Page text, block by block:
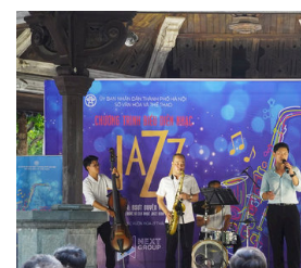
điệu jazz kinh điển của thế giới lần lượt
diễn của NSƯT Quyền Văn Minh và
Club, mở ra một không gian âm nhạc
trung tâm Thủ đô.